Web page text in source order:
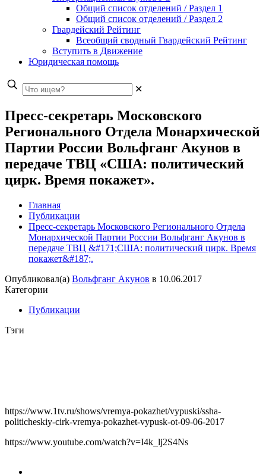
Общий список отделений / Раздел 1
Общий список отделений / Раздел 2
Гвардейский Рейтинг
Всеобщий сводный Гвардейский Рейтинг
Вступить в Движение
Юридическая помощь
✕
Пресс-секретарь Московского
Регионального Отдела Монархической
Партии России Вольфганг Акунов в
передаче ТВЦ «США: политический
цирк. Время покажет».
Главная
Публикации
Пресс-секретарь Московского Регионального Отдела
Монархической Партии России Вольфганг Акунов в
передаче ТВЦ &#171;США: политический цирк. Время
покажет&#187;.
Опубликовал(а) Вольфганг Акунов в 10.06.2017
Категории
Публикации
Тэги
https://www.1tv.ru/shows/vremya-pokazhet/vypuski/ssha-
politicheskiy-cirk-vremya-pokazhet-vypusk-ot-09-06-2017
https://www.youtube.com/watch?v=I4k_lj2S4Ns